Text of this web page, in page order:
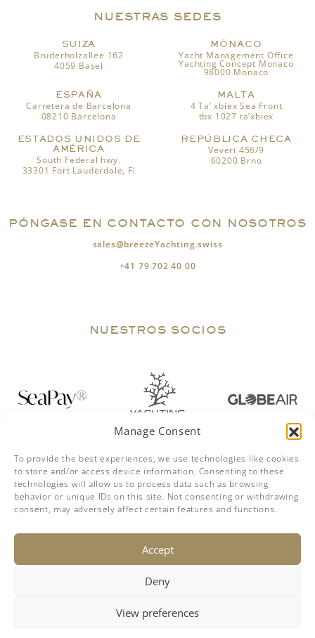
Manage Consent
To provide the best experiences, we use technologies like cookies
to store and/or access device information. Consenting to these
technologies will allow us to process data such as browsing
behavior or unique IDs on this site. Not consenting or withdrawing
consent, may adversely affect certain features and functions.
Accept
Deny
View preferences
NUESTRAS SEDES
SUIZA
Bruderholzallee 162
4059 Basel
MÓNACO
Yacht Management Office
Yachting Concept Monaco
98000 Monaco
ESPAÑA
Carretera de Barcelona
08210 Barcelona
MALTA
4 Ta’ xbiex Sea Front
tbx 1027 ta’xbiex
ESTADOS UNIDOS DE
AMÉRICA
South Federal hwy.
33301 Fort Lauderdale, Fl
REPÚBLICA CHECA
Veveri 456/9
60200 Brno
PÓNGASE EN CONTACTO CON NOSOTROS
sales@breezeYachting.swiss
+41 79 702 40 00
NUESTROS SOCIOS
La empresa ofrece los detalles de este buque de buena fe, pero
no puede garantizar o asegurar la exactitud de esta información
instruir a sus agentes, o sus peritos, para investigar tales detalles
como el comprador desea validado. Esta embarcación se ofrece
Este sitio no es parte del sitio web de Facebook o Facebook inc.
Además, este sitio no está respaldado por Facebook de ninguna